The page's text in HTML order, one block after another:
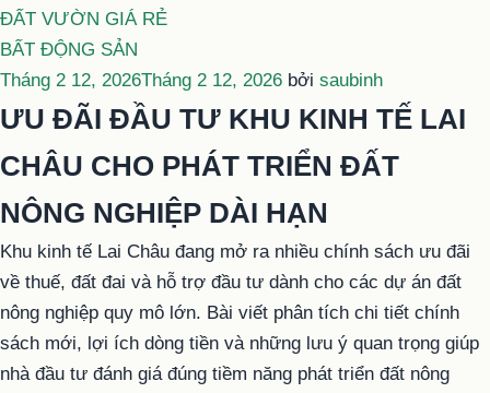
ĐẤT VƯỜN GIÁ RẺ
BẤT ĐỘNG SẢN
Đăng
trong
Tháng 2 12, 2026Tháng 2 12, 2026 bởi saubinh
ƯU ĐÃI ĐẦU TƯ KHU KINH TẾ LAI
CHÂU CHO PHÁT TRIỂN ĐẤT
NÔNG NGHIỆP DÀI HẠN
Khu kinh tế Lai Châu đang mở ra nhiều chính sách ưu đãi
về thuế, đất đai và hỗ trợ đầu tư dành cho các dự án đất
nông nghiệp quy mô lớn. Bài viết phân tích chi tiết chính
sách mới, lợi ích dòng tiền và những lưu ý quan trọng giúp
nhà đầu tư đánh giá đúng tiềm năng phát triển đất nông